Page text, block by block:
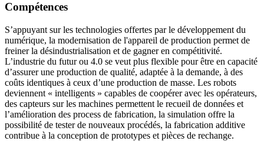
Compétences
S’appuyant sur les technologies offertes par le développement du
numérique, la modernisation de l'appareil de production permet de
freiner la désindustrialisation et de gagner en compétitivité.
L’industrie du futur ou 4.0 se veut plus flexible pour être en capacité
d’assurer une production de qualité, adaptée à la demande, à des
coûts identiques à ceux d’une production de masse. Les robots
deviennent « intelligents » capables de coopérer avec les opérateurs,
des capteurs sur les machines permettent le recueil de données et
l’amélioration des process de fabrication, la simulation offre la
possibilité de tester de nouveaux procédés, la fabrication additive
contribue à la conception de prototypes et pièces de rechange.